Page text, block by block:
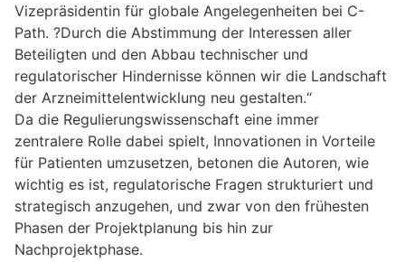
Vizepräsidentin für globale Angelegenheiten bei C-
Path. ?Durch die Abstimmung der Interessen aller
Beteiligten und den Abbau technischer und
regulatorischer Hindernisse können wir die Landschaft
der Arzneimittelentwicklung neu gestalten.“
Da die Regulierungswissenschaft eine immer
zentralere Rolle dabei spielt, Innovationen in Vorteile
für Patienten umzusetzen, betonen die Autoren, wie
wichtig es ist, regulatorische Fragen strukturiert und
strategisch anzugehen, und zwar von den frühesten
Phasen der Projektplanung bis hin zur
Nachprojektphase.